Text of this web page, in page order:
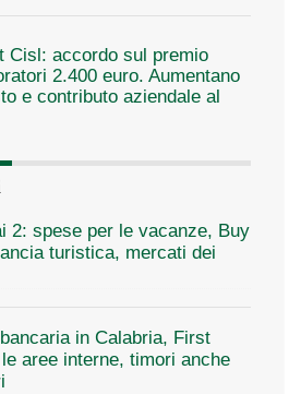
Cisl: accordo sul premio
2.400 euro. Aumentano
e contributo aziendale al
2: spese per le vacanze, Buy
turistica, mercati dei
in Calabria, First
aree interne, timori anche